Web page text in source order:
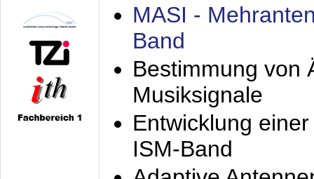
MASI -
Band
Bestimmung von
Musiksignale
Entwicklung
ISM-Band